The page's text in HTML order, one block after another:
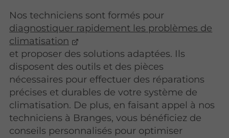
Nos techniciens sont formés pour
diagnostiquer rapidement les problèmes de
climatisation
et proposer des solutions adaptées. Ils
disposent des outils et des pièces
nécessaires pour effectuer des réparations
précises et durables de votre système de
climatisation. De plus, en faisant appel à nos
techniciens à Branges, vous bénéficiez de
conseils personnalisés pour optimiser